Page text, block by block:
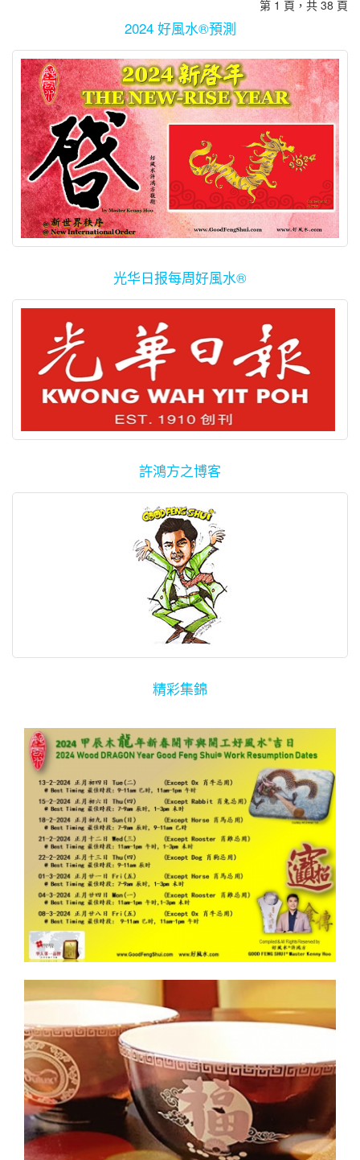
“启”右上部位。 许鸿方用风水的角度解释，风水九运的开启，也代
表新时代的开启、旧时代的落幕。 “鉴于2024年将开启新世界次序
及经济的重心等将由东方主导。转向的过程将形成东西方的拉锯
战，这将影响 人们的情绪起伏，因此需要照顾个人情绪。” 第2玄机
为“成”，蕴藏于“启”的左上部位。 基于九运属火，火代表喜庆，此玄
机代表今年将带来成果和成就。 许鸿方称，2024年将创造许多成功
人士和伟大人物，同时也创造许多“新贵”，即打破新纪录的人士。
“你、我、他可以趁机展现自己的才华，提高生活的素质，世界将会
更和平。” 最后一个玄机为“启”。 许鸿方凭此鼓励人们马上行动，无
论生活、事业、学业、都要快马加鞭，在机会来领的时候才能把握
机会。
Source: https://www.orientaldaily.com.my/news/business/2024/02/
月里，在签署任何文书或合同时更要小心谨慎，以避免日后以后引
起官非和破财。 阳历6月初开始运势转好，在天解、将星、华盖吉星
事业、学业 在华盖吉星的加持下，在学业与事业上有新创意、心
得、突破与收获。今年里适合学习、开拓、发展新事业或增加新产
品与新服务。 避免过于在意或回应小人妒忌，专注自己份内的事情
就好了！吉月：阳历4、6、12月 好风水贴士 幸运颜色（适用于个人
服饰、包装）： 蓝色为主，配上棕色或金黄色 幸运数字： 2, 7, 8
宜： 扩大社交圈子、开拓创意与突破 忌： 投机、赌博 好风水幸运
数字说明：幸运数字有两种算法：1. 取最后一个数字。例如手机号
码 0163226781 的幸运数字是 1。又例：车牌1208，幸运数字是
8。2. 将所有数字相加，直到结果只剩一位数。例如手机号码
0163226781 相加所有数字为36，两者再相加后为9，其幸运数字则
0+9+2+7=18=1+8=9，为幸运数字。幸运数字只需要符合其中一种
算法即可；两种算法都符合为最佳组合。 牛 · 乐 整体运势：喜事连
第 1 頁，共 38 頁
2024 好風水®預測
光华日报每周好風水®
許鴻方之博客
精彩集錦